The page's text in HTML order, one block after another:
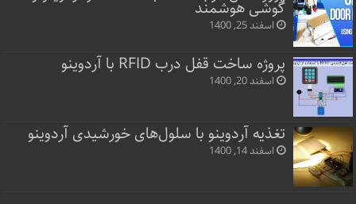
گوشی هوشمند
اسفند 25, 1400
پروژه ساخت قفل‌ درب RFID با آردوینو
اسفند 20, 1400
تغذیه آردوینو با سلول‌های خورشیدی آردوینو
اسفند 14, 1400